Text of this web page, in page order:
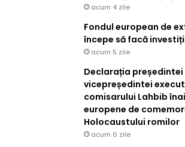
acum 4 zile
Fondul european de
începe să facă
acum 5 zile
Declarația președintei
vicepreședintei
comisarului Lahbib
europene de
Holocaustului romilor
acum 6 zile